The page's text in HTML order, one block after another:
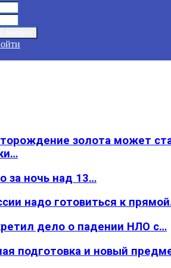
золота может
за ночь над 13…
надо готовиться к
дело о падении НЛО с…
подготовка и новый